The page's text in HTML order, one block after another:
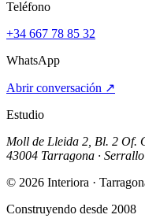
Teléfono
+34 667 78 85 32
WhatsApp
Abrir conversación ↗
Estudio
Moll de Lleida 2, Bl. 2 Of.
43004 Tarragona · Serrallo
© 2026 Interiora ·
Construyendo desde 2008